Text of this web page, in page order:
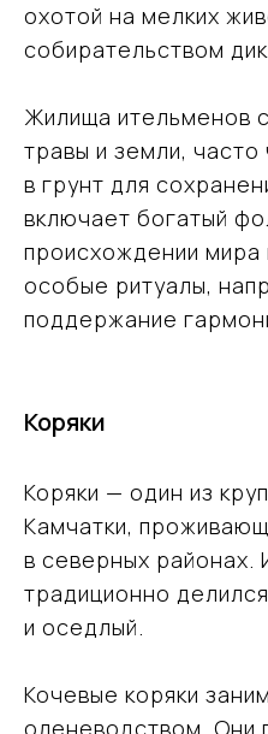
охотой на мелких
собирательством
Жилища ительменов
травы и земли, часто
в грунт для
включает богатый
происхождении мира
особые ритуалы,
поддержание
Коряки
Коряки — один из
Камчатки,
в северных районах.
традиционно
и оседлый.
Кочевые коряки
оленеводством. Они